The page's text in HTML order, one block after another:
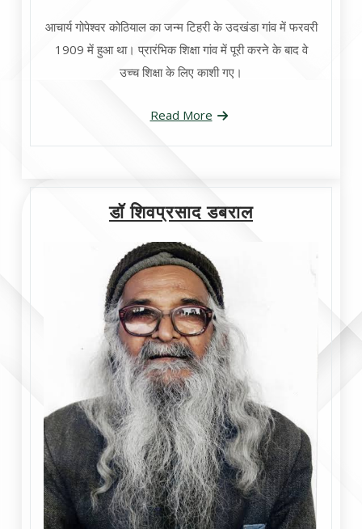
आचार्य गोपेश्वर कोठियाल का जन्म टिहरी के उदखंडा गांव में फरवरी
1909 में हुआ था। प्रारंभिक शिक्षा गांव में पूरी करने के बाद वे
उच्च शिक्षा के लिए काशी गए।
Read More
डॉ शिवप्रसाद डबराल